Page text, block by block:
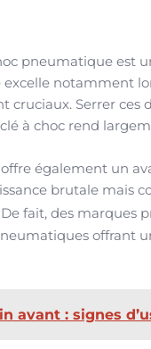
pneumatique est
excelle notamment
cruciaux. Serrer
à choc rend
également un
brutale mais
fait, des marques
avant : signes